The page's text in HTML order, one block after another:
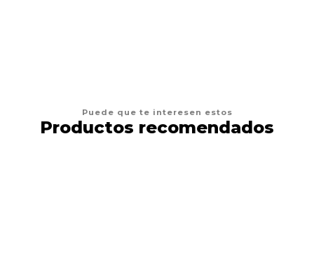
Puede que te interesen estos
Productos recomendados